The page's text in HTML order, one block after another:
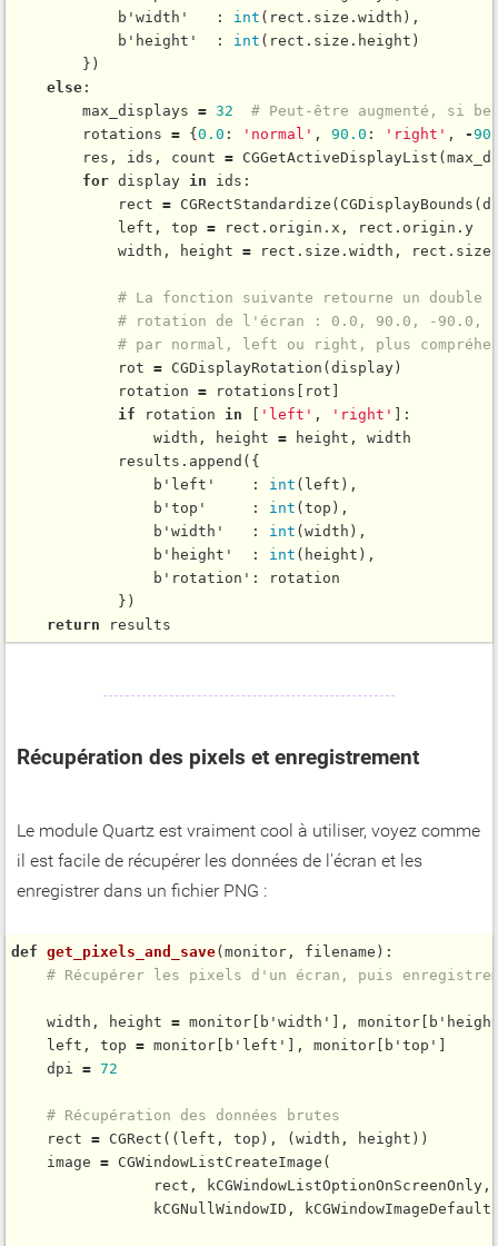
            b'width'   :
int (rect.size.width),
            b'height'  :
int (rect.size.height)
        })
else :
        max_displays
= 32
# Peut-être augmenté, si
        rotations
= {0.0 : 'normal' , 90.0 : 'right' , -
        res, ids, count
= CGGetActiveDisplayList
for display in ids:
            rect
= CGRectStandardize ( CGDisplayBounds
            left, top
= rect.origin.x, rect.origin.y
            width, height
= rect.size.width,
# La fonction suivante retourne un double
# rotation de l'écran : 0.0, 90.0, -90.0,
# par normal, left ou right, plus
            rot
= CGDisplayRotation (display)
            rotation
= rotations[rot]
if rotation in [ 'left' , 'right' ]:
                width, height
= height, width
            results.
append ({
                b'left'    :
int (left),
                b'top'     :
int (top),
                b'width'   :
int (width),
                b'height'  :
int (height),
                b'rotation': rotation
            })
return
Récupération des pixels et enregistrement
Le module Quartz est vraiment cool à utiliser, voyez comme
il est facile de récupérer les données de l'écran et les
enregistrer dans un fichier PNG :
def get_pixels_and_save(monitor, filename):
# Récupérer les pixels d'un écran, puis
    width, height
= monitor[b'width'],
    left, top
= monitor[b'left'], monitor[b'top']
    dpi
= 72
# Récupération des données brutes
    rect
= CGRect ((left, top), (width, height))
    image
= CGWindowListCreateImage (
                rect, kCGWindowListOptionOnScreenOnly,
kCGNullWindowID,